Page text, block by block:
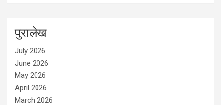
पुरालेख
July 2026
June 2026
May 2026
April 2026
March 2026